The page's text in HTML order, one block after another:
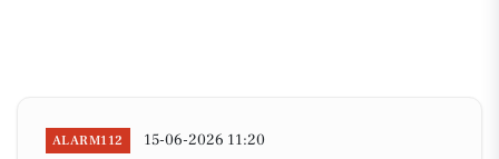
ALARM112 15-06-2026 11:20